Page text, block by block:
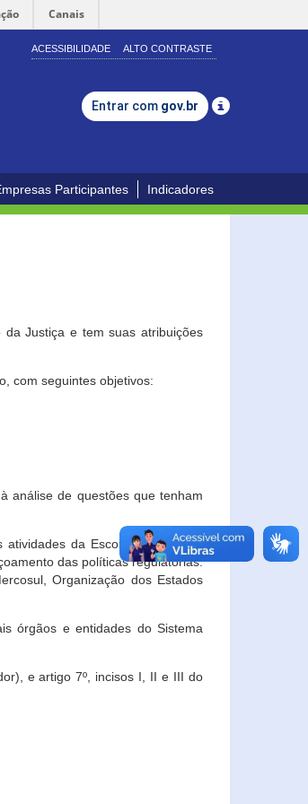
Canais
ACESSIBILIDADE ALTO CONTRASTE
Entrar com gov.br
Participantes Indicadores
Justiça e tem suas atribuições
com seguintes objetivos:
análise de questões que tenham
da Escola Nacional de
das políticas regulatórias.
Organização dos Estados
órgãos e entidades do Sistema
e artigo 7º, incisos I, II e III do